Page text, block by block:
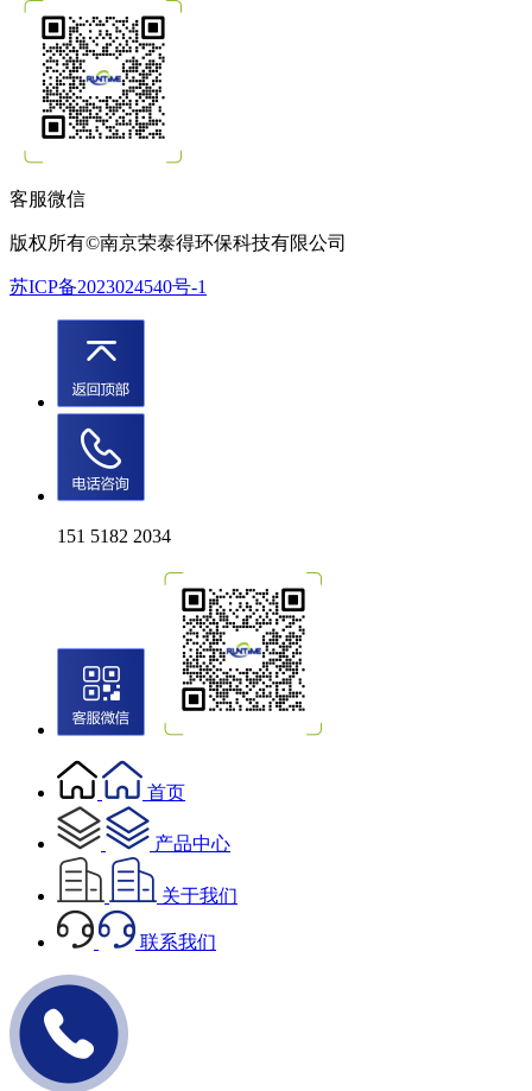
客服微信
版权所有©南京荣泰得环保科技有限公司
苏ICP备2023024540号-1
151 5182 2034
首页
产品中心
关于我们
联系我们